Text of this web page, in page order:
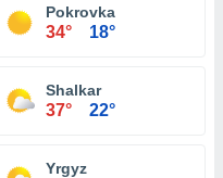
Pokrovka
34° 18°
Shalkar
37° 22°
Yrgyz